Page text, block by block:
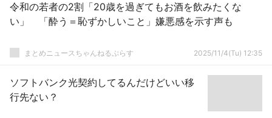
令和の若者の2割「20歳を過ぎてもお酒を飲みたくな
い」 「酔う＝恥ずかしいこと」嫌悪感を示す声も
まとめニュースちゃんねるぷらす 2025/11/4(Tu) 12:35
ソフトバンク光契約してるんだけどいい移
行先ない？